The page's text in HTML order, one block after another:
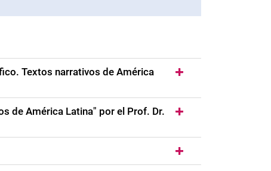
Textos narrativos de América
de América Latina" por el Prof. Dr.